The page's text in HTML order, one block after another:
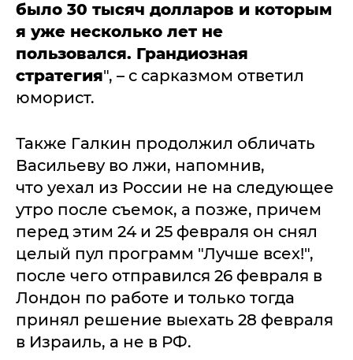
было 30 тысяч долларов и которым
я уже несколько лет не
пользовался. Грандиозная
стратегия", – с сарказмом ответил
юморист.
Также Галкин продолжил обличать
Васильеву во лжи, напомнив,
что уехал из России не на следующее
утро после съемок, а позже, причем
перед этим 24 и 25 февраля он снял
целый пул программ "Лучше всех!",
после чего отправился 26 февраля в
Лондон по работе и только тогда
принял решение выехать 28 февраля
в Израиль, а не в РФ.